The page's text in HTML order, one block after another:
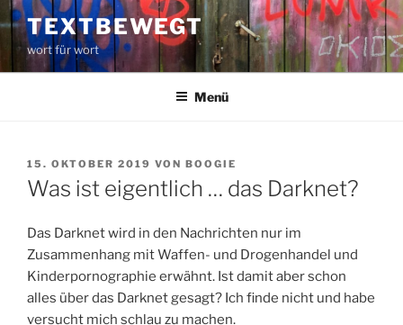
Zum
Inhalt
springen
TEXTBEWEGT
wort für wort
Menü
VERÖFFENTLICHT
AM
15. OKTOBER 2019 VON BOOGIE
Was ist eigentlich … das Darknet?
Das Darknet wird in den Nachrichten nur im
Zusammenhang mit Waffen- und Drogenhandel und
Kinderpornographie erwähnt. Ist damit aber schon
alles über das Darknet gesagt? Ich finde nicht und habe
versucht mich schlau zu machen.